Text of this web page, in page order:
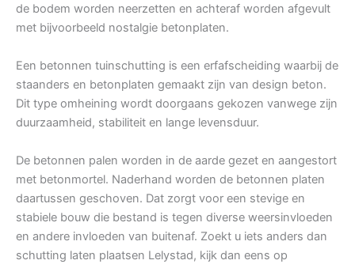
de bodem worden neerzetten en achteraf worden afgevult
met bijvoorbeeld nostalgie betonplaten.
Een betonnen tuinschutting is een erfafscheiding waarbij de
staanders en betonplaten gemaakt zijn van design beton.
Dit type omheining wordt doorgaans gekozen vanwege zijn
duurzaamheid, stabiliteit en lange levensduur.
De betonnen palen worden in de aarde gezet en aangestort
met betonmortel. Naderhand worden de betonnen platen
daartussen geschoven. Dat zorgt voor een stevige en
stabiele bouw die bestand is tegen diverse weersinvloeden
en andere invloeden van buitenaf. Zoekt u iets anders dan
schutting laten plaatsen Lelystad, kijk dan eens op